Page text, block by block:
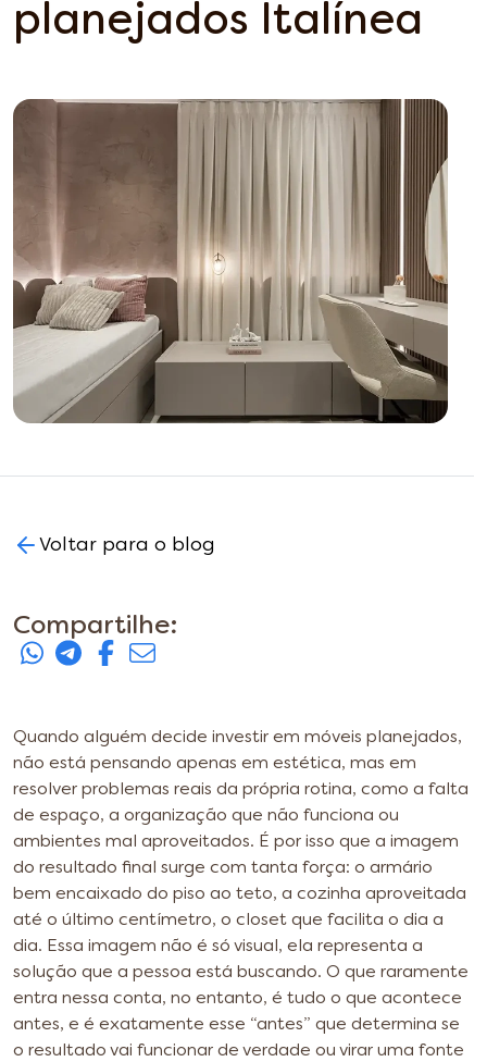
planejados Italínea
Voltar para o blog
Compartilhe:
Quando alguém decide investir em móveis planejados,
não está pensando apenas em estética, mas em
resolver problemas reais da própria rotina, como a falta
de espaço, a organização que não funciona ou
ambientes mal aproveitados. É por isso que a imagem
do resultado final surge com tanta força: o armário
bem encaixado do piso ao teto, a cozinha aproveitada
até o último centímetro, o closet que facilita o dia a
dia. Essa imagem não é só visual, ela representa a
solução que a pessoa está buscando. O que raramente
entra nessa conta, no entanto, é tudo o que acontece
antes, e é exatamente esse “antes” que determina se
o resultado vai funcionar de verdade ou virar uma fonte